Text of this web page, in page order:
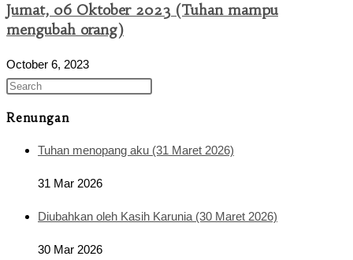
Jumat, 06 Oktober 2023 (Tuhan mampu
mengubah orang)
October 6, 2023
Renungan
Tuhan menopang aku (31 Maret 2026)
31 Mar 2026
Diubahkan oleh Kasih Karunia (30 Maret 2026)
30 Mar 2026